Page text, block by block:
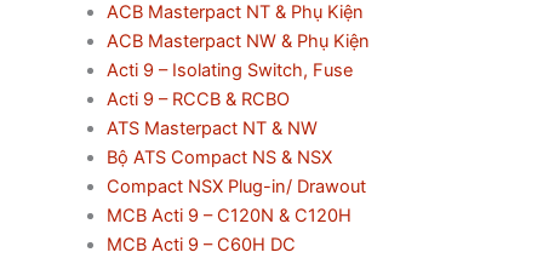
ACB Masterpact NT & Phụ Kiện
ACB Masterpact NW & Phụ Kiện
Acti 9 – Isolating Switch, Fuse
Acti 9 – RCCB & RCBO
ATS Masterpact NT & NW
Bộ ATS Compact NS & NSX
Compact NSX Plug-in/ Drawout
MCB Acti 9 – C120N & C120H
MCB Acti 9 – C60H DC